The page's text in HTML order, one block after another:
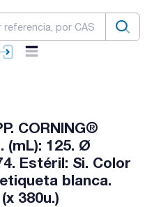
CORNING®
(mL): 125. Ø
Estéril: Si. Color
blanca.
380u.)